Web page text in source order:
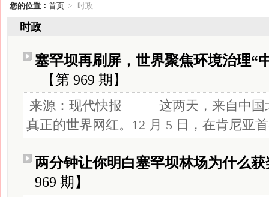
您的位置： 首页 > 时政
时政
塞罕坝再刷屏，世界聚焦环境治理“
【第 969 期】
来源：现代快报 这两天，来自中国
真正的世界网红。12 月 5 日，在肯尼亚
两分钟让你明白塞罕坝林场为什么获
969 期】